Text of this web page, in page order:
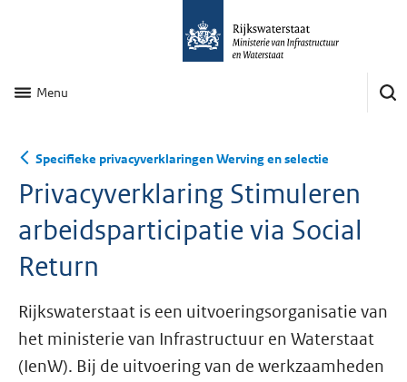
Menu
Specifieke privacyverklaringen Werving en selectie
Privacyverklaring Stimuleren
arbeidsparticipatie via Social
Return
Rijkswaterstaat is een uitvoeringsorganisatie van
het ministerie van Infrastructuur en Waterstaat
(IenW). Bij de uitvoering van de werkzaamheden